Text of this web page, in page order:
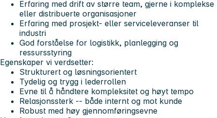
Erfaring med drift av større team, gjerne i komplekse
eller distribuerte organisasjoner
Erfaring med prosjekt- eller serviceleveranser til
industri
God forståelse for logistikk, planlegging og
ressursstyring
Egenskaper vi verdsetter:
Strukturert og løsningsorientert
Tydelig og trygg i lederrollen
Evne til å håndtere kompleksitet og høyt tempo
Relasjonssterk -- både internt og mot kunde
Robust med høy gjennomføringsevne